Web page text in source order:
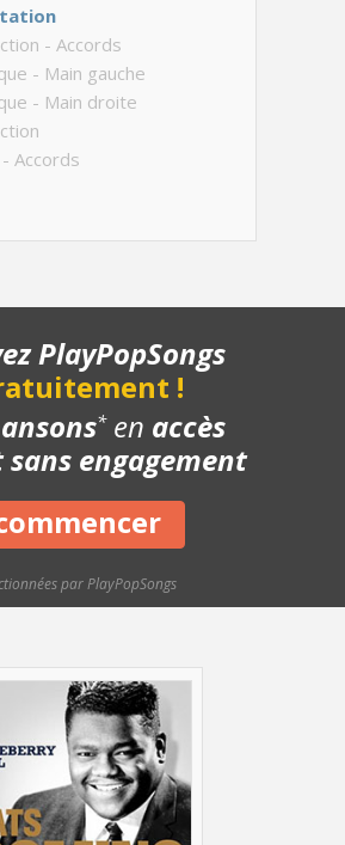
- Accords
- Main gauche
- Main droite
Accords
Accords
Avec le chant
complète
piano
PlayPopSongs
!
*en accès
engagement
par PlayPopSongs